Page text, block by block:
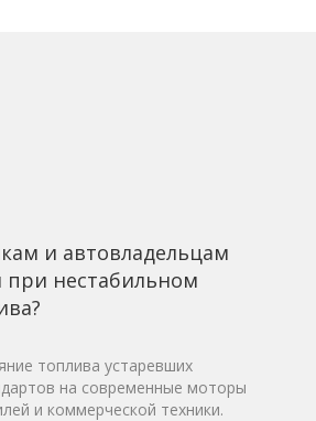
и автовладельцам
при нестабильном
топлива устаревших
на современные моторы
и коммерческой техники.